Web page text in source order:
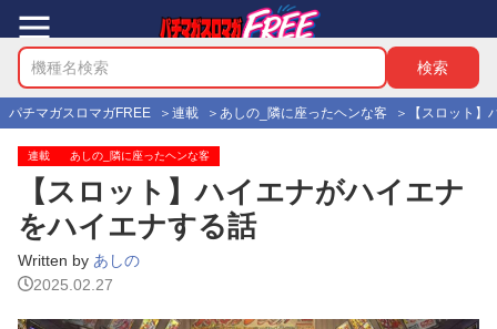
パチマガスロマガFREE 連載 あしの_隣に座ったヘンな客 【スロット
連載 あしの_隣に座ったヘンな客
【スロット】ハイエナがハイエナ
をハイエナする話
Written by あしの
2025.02.27